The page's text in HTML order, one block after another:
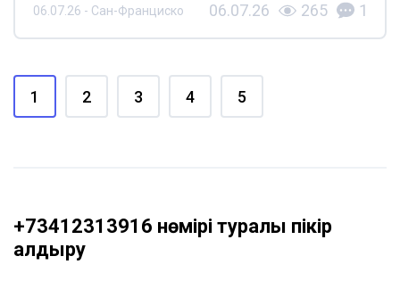
06.07.26 - Сан-Франциско 06.07.26 265 1
1 2 3 4 5
+73412313916 нөмірі туралы пікір
қалдыру